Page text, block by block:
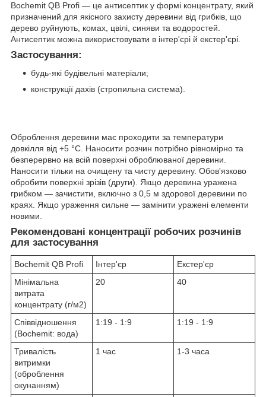
Bochemit QB Profi — це антисептик у формі концентрату, який
призначений для якісного захисту деревини від грибків, що
дерево руйнують, комах, цвілі, синяви та водоростей.
Антисептик можна використовувати в інтер'єрі й екстер'єрі.
Застосування:
будь-які будівельні матеріали;
конструкції дахів (стропильна система).
Оброблення деревини має проходити за температури
довкілля від +5 °C. Наносити розчин потрібно рівномірно та
безперервно на всій поверхні оброблюваної деревини.
Наносити тільки на очищену та чисту деревину. Обов'язково
обробити поверхні зрізів (други). Якщо деревина уражена
грибком — зачистити, включно з 0,5 м здорової деревини по
краях. Якщо ураження сильне — замінити уражені елементи
новими.
Рекомендовані концентрації робочих розчинів
для застосування
Bochemit QB Profi Інтер'єр
Екстер'єр
Мінімальна
витрата
концентрату (г/м2)
20 40
Співвідношення
(Bochemit: вода)
1:19 - 1:9 1:19 - 1:9
Тривалість
витримки
(оброблення
окунанням)
1 час 1-3 часа